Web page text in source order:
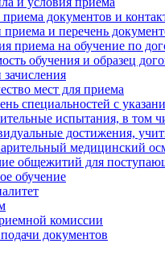
приема документов и
и перечень
приема на обучение по
обучения и образец
мест для приема
специальностей с
испытания, в том
достижения,
медицинский
общежитий для
обучение
комиссии
документов